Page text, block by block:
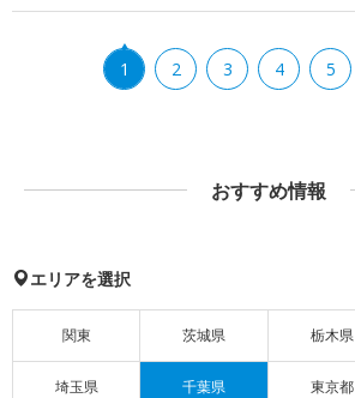
1 2 3 4 5
おすすめ情報
エリアを選択
関東 茨城県 栃木県
埼玉県 千葉県 東京都